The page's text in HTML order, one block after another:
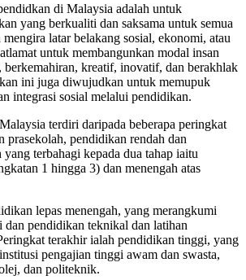
di Malaysia adalah untuk
yang berkualiti dan saksama untuk semua
latar belakang sosial, ekonomi, atau
untuk membangunkan modal insan
berkemahiran, kreatif, inovatif, dan berakhlak
ini juga diwujudkan untuk memupuk
integrasi sosial melalui pendidikan.
terdiri daripada beberapa peringkat
prasekolah, pendidikan rendah dan
terbahagi kepada dua tahap iaitu
1 hingga 3) dan menengah atas
lepas menengah, yang merangkumi
dan pendidikan teknikal dan latihan
terakhir ialah pendidikan tinggi, yang
pengajian tinggi awam dan swasta,
dan politeknik.